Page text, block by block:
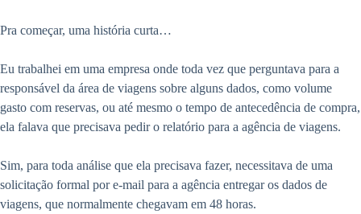
Pra começar, uma história curta…
Eu trabalhei em uma empresa onde toda vez que perguntava para a
responsável da área de viagens sobre alguns dados, como volume
gasto com reservas, ou até mesmo o tempo de antecedência de compra,
ela falava que precisava pedir o relatório para a agência de viagens.
Sim, para toda análise que ela precisava fazer, necessitava de uma
solicitação formal por e-mail para a agência entregar os dados de
viagens, que normalmente chegavam em 48 horas.